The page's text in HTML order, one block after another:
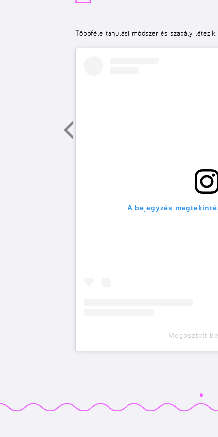
Többféle tanulási módszer és szabály
A bejegyzés
Megosztott